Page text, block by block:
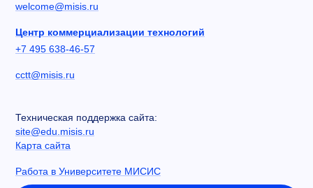
welcome@misis.ru
Центр коммерциализации технологий
+7 495 638-46-57
cctt@misis.ru
Техническая поддержка сайта:
site@edu.misis.ru
Карта сайта
Работа в Университете МИСИС